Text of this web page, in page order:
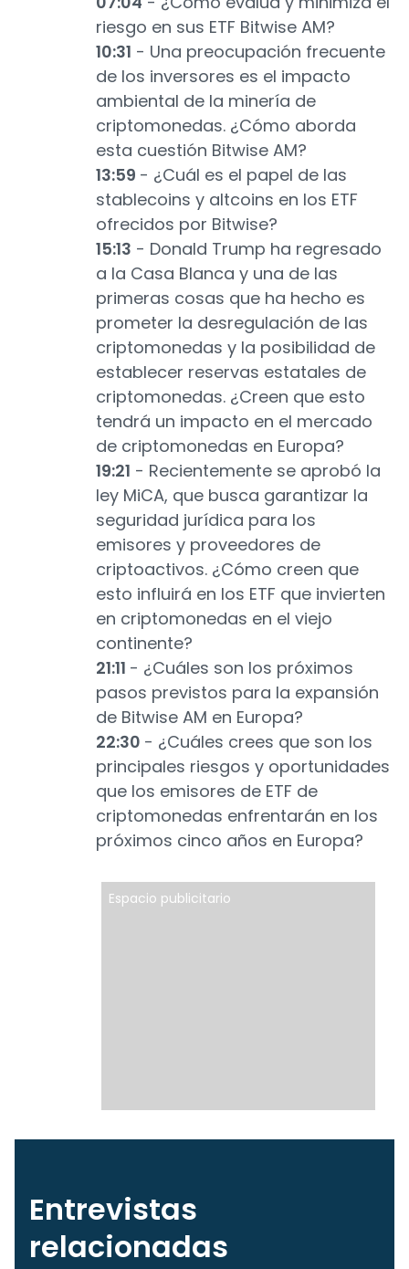
riesgo en sus ETF Bitwise AM?
10:31 - Una preocupación frecuente
de los inversores es el impacto
ambiental de la minería de
criptomonedas. ¿Cómo aborda
esta cuestión Bitwise AM?
13:59 - ¿Cuál es el papel de las
stablecoins y altcoins en los ETF
ofrecidos por Bitwise?
15:13 - Donald Trump ha regresado
a la Casa Blanca y una de las
primeras cosas que ha hecho es
prometer la desregulación de las
criptomonedas y la posibilidad de
establecer reservas estatales de
criptomonedas. ¿Creen que esto
tendrá un impacto en el mercado
de criptomonedas en Europa?
19:21 - Recientemente se aprobó la
ley MiCA, que busca garantizar la
seguridad jurídica para los
emisores y proveedores de
criptoactivos. ¿Cómo creen que
esto influirá en los ETF que invierten
en criptomonedas en el viejo
continente?
21:11 - ¿Cuáles son los próximos
pasos previstos para la expansión
de Bitwise AM en Europa?
22:30 - ¿Cuáles crees que son los
principales riesgos y oportunidades
que los emisores de ETF de
criptomonedas enfrentarán en los
próximos cinco años en Europa?
Espacio publicitario
Entrevistas
relacionadas